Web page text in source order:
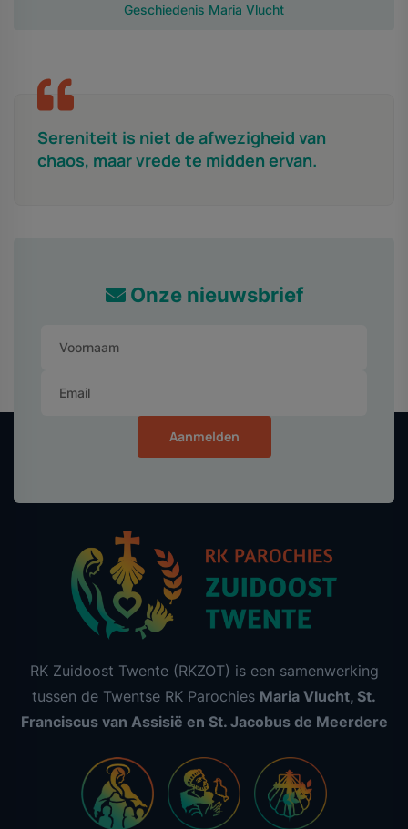
Geschiedenis Maria Vlucht
Sereniteit is niet de afwezigheid van
chaos, maar vrede te midden ervan.
Onze nieuwsbrief
Aanmelden
RK Zuidoost Twente (RKZOT) is een samenwerking
tussen de Twentse RK Parochies Maria Vlucht, St.
Franciscus van Assisië en St. Jacobus de Meerdere